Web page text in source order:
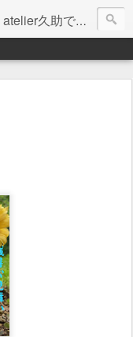
atelier久助では土と火から暖かなモノたちを生み出しています。 ご覧になられた方が和んで頂ければ幸いです。